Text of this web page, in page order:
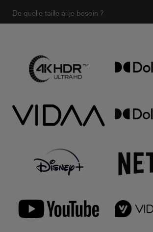
De quelle taille ai-je besoin ?